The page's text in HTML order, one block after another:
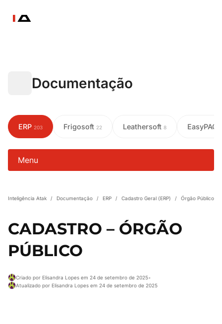
Documentação
ERP 203 Frigosoft 22 Leathersoft 8 EasyPAC
Menu
Inteligência Atak / Documentação / ERP / Cadastro Geral (ERP) / Órgão Público
CADASTRO – ÓRGÃO
PÚBLICO
Criado por Elisandra Lopes em 24 de setembro de 2025•
Atualizado por Elisandra Lopes em 24 de setembro de 2025